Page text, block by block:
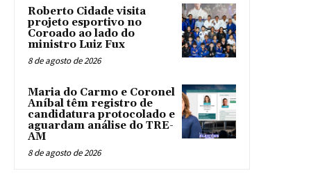
Roberto Cidade visita
projeto esportivo no
Coroado ao lado do
ministro Luiz Fux
8 de agosto de 2026
Maria do Carmo e Coronel
Aníbal têm registro de
candidatura protocolado e
aguardam análise do TRE-
AM
8 de agosto de 2026